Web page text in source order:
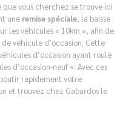
vous cherchez se trouve ici
une remise spéciale, la baisse
les véhicules « 10km », afin de
véhicule d’occasion. Cette
d’occasion ayant roulé
d’occasion-neuf ». Avec ces
rapidement votre
et trouvez chez Gabardos le